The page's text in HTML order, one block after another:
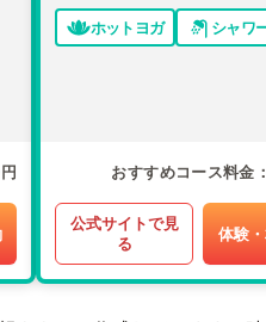
ホットヨガ シャワ
おすすめコース料金
公式サイトで見
る
体験